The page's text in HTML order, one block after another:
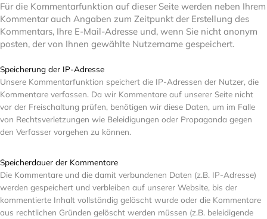
Für die Kommentarfunktion auf dieser Seite werden neben Ihrem
Kommentar auch Angaben zum Zeitpunkt der Erstellung des
Kommentars, Ihre E-Mail-Adresse und, wenn Sie nicht anonym
posten, der von Ihnen gewählte Nutzername gespeichert.
Speicherung der IP-Adresse
Unsere Kommentarfunktion speichert die IP-Adressen der Nutzer, die
Kommentare verfassen. Da wir Kommentare auf unserer Seite nicht
vor der Freischaltung prüfen, benötigen wir diese Daten, um im Falle
von Rechtsverletzungen wie Beleidigungen oder Propaganda gegen
den Verfasser vorgehen zu können.
Speicherdauer der Kommentare
Die Kommentare und die damit verbundenen Daten (z.B. IP-Adresse)
werden gespeichert und verbleiben auf unserer Website, bis der
kommentierte Inhalt vollständig gelöscht wurde oder die Kommentare
aus rechtlichen Gründen gelöscht werden müssen (z.B. beleidigende